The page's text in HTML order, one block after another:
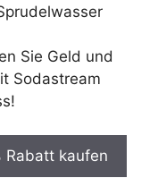
Sie Geld und
Sodastream
Rabatt kaufen